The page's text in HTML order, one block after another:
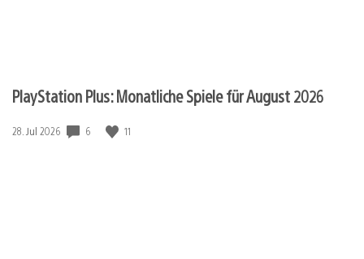
PlayStation Plus: Monatliche Spiele für August 2026
Veröffentlichungsdatum:
28. Jul 2026 6 11